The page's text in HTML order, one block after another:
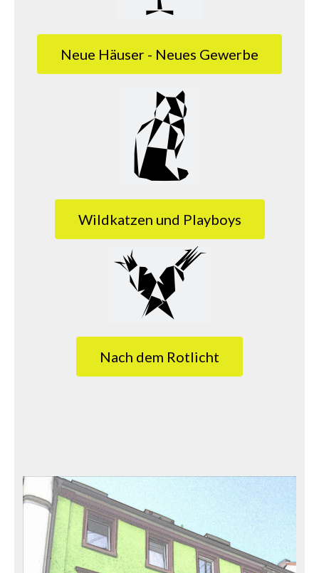
Neue Häuser - Neues Gewerbe
Wildkatzen und Playboys
Nach dem Rotlicht